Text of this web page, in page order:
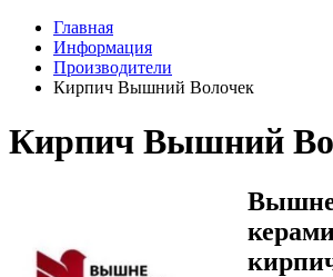
Главная
Информация
Производители
Кирпич Вышний Волочек
Кирпич Вышний